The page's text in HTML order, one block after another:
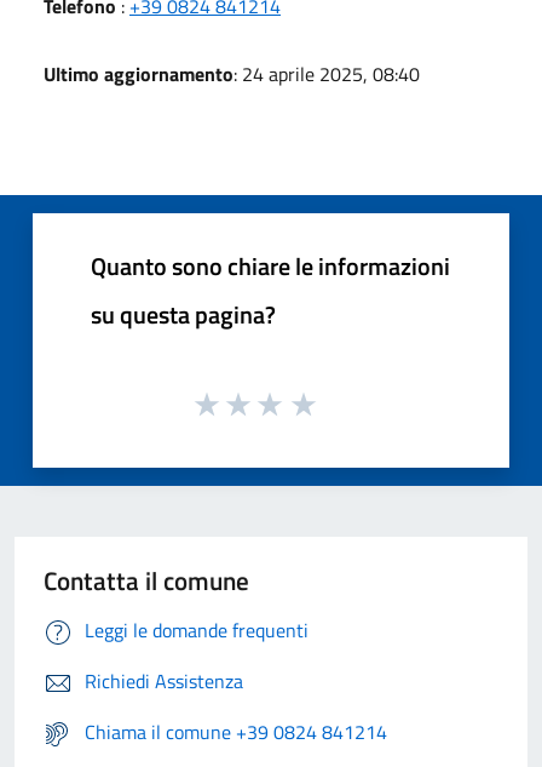
Ultimo aggiornamento: 24 aprile 2025, 08:40
Quanto sono chiare le informazioni
su questa pagina?
Contatta il comune
Leggi le domande frequenti
Richiedi Assistenza
Chiama il comune +39 0824 841214